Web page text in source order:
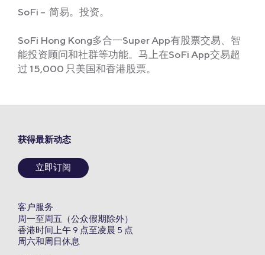
SoFi – 简易。投资。
SoFi Hong Kong多合一Super App有股票交易、智
能投资顾问和社群等功能。马上在SoFi App交易超
过 15,000 只美国和香港股票。
获得最新动态
立即订阅
客户服务
周一至周五（公众假期除外）
香港时间上午 9 点至凌晨 5 点
周六和周日休息